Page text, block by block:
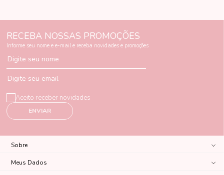
RECEBA NOSSAS PROMOÇÕES
Informe seu nome e e-mail e receba novidades e promoções
Digite seu nome
Digite seu email
ENVIAR
Aceito receber novidades
Sobre
Meus Dados